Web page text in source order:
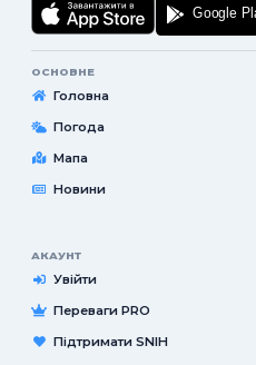
ОСНОВНЕ
Головна
Погода
Мапа
Новини
АКАУНТ
Увійти
Переваги PRO
Підтримати SNIH